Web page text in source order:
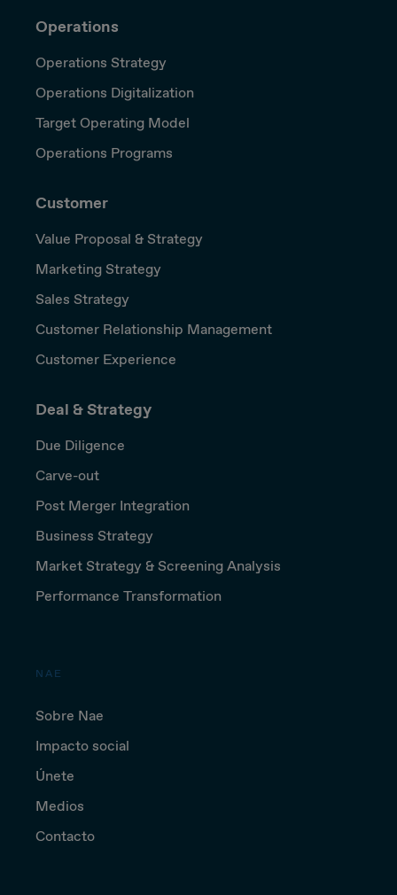
Operations
Operations Strategy
Operations Digitalization
Target Operating Model
Operations Programs
Customer
Value Proposal & Strategy
Marketing Strategy
Sales Strategy
Customer Relationship Management
Customer Experience
Deal & Strategy
Due Diligence
Carve-out
Post Merger Integration
Business Strategy
Market Strategy & Screening Analysis
Performance Transformation
NAE
Sobre Nae
Impacto social
Únete
Medios
Contacto